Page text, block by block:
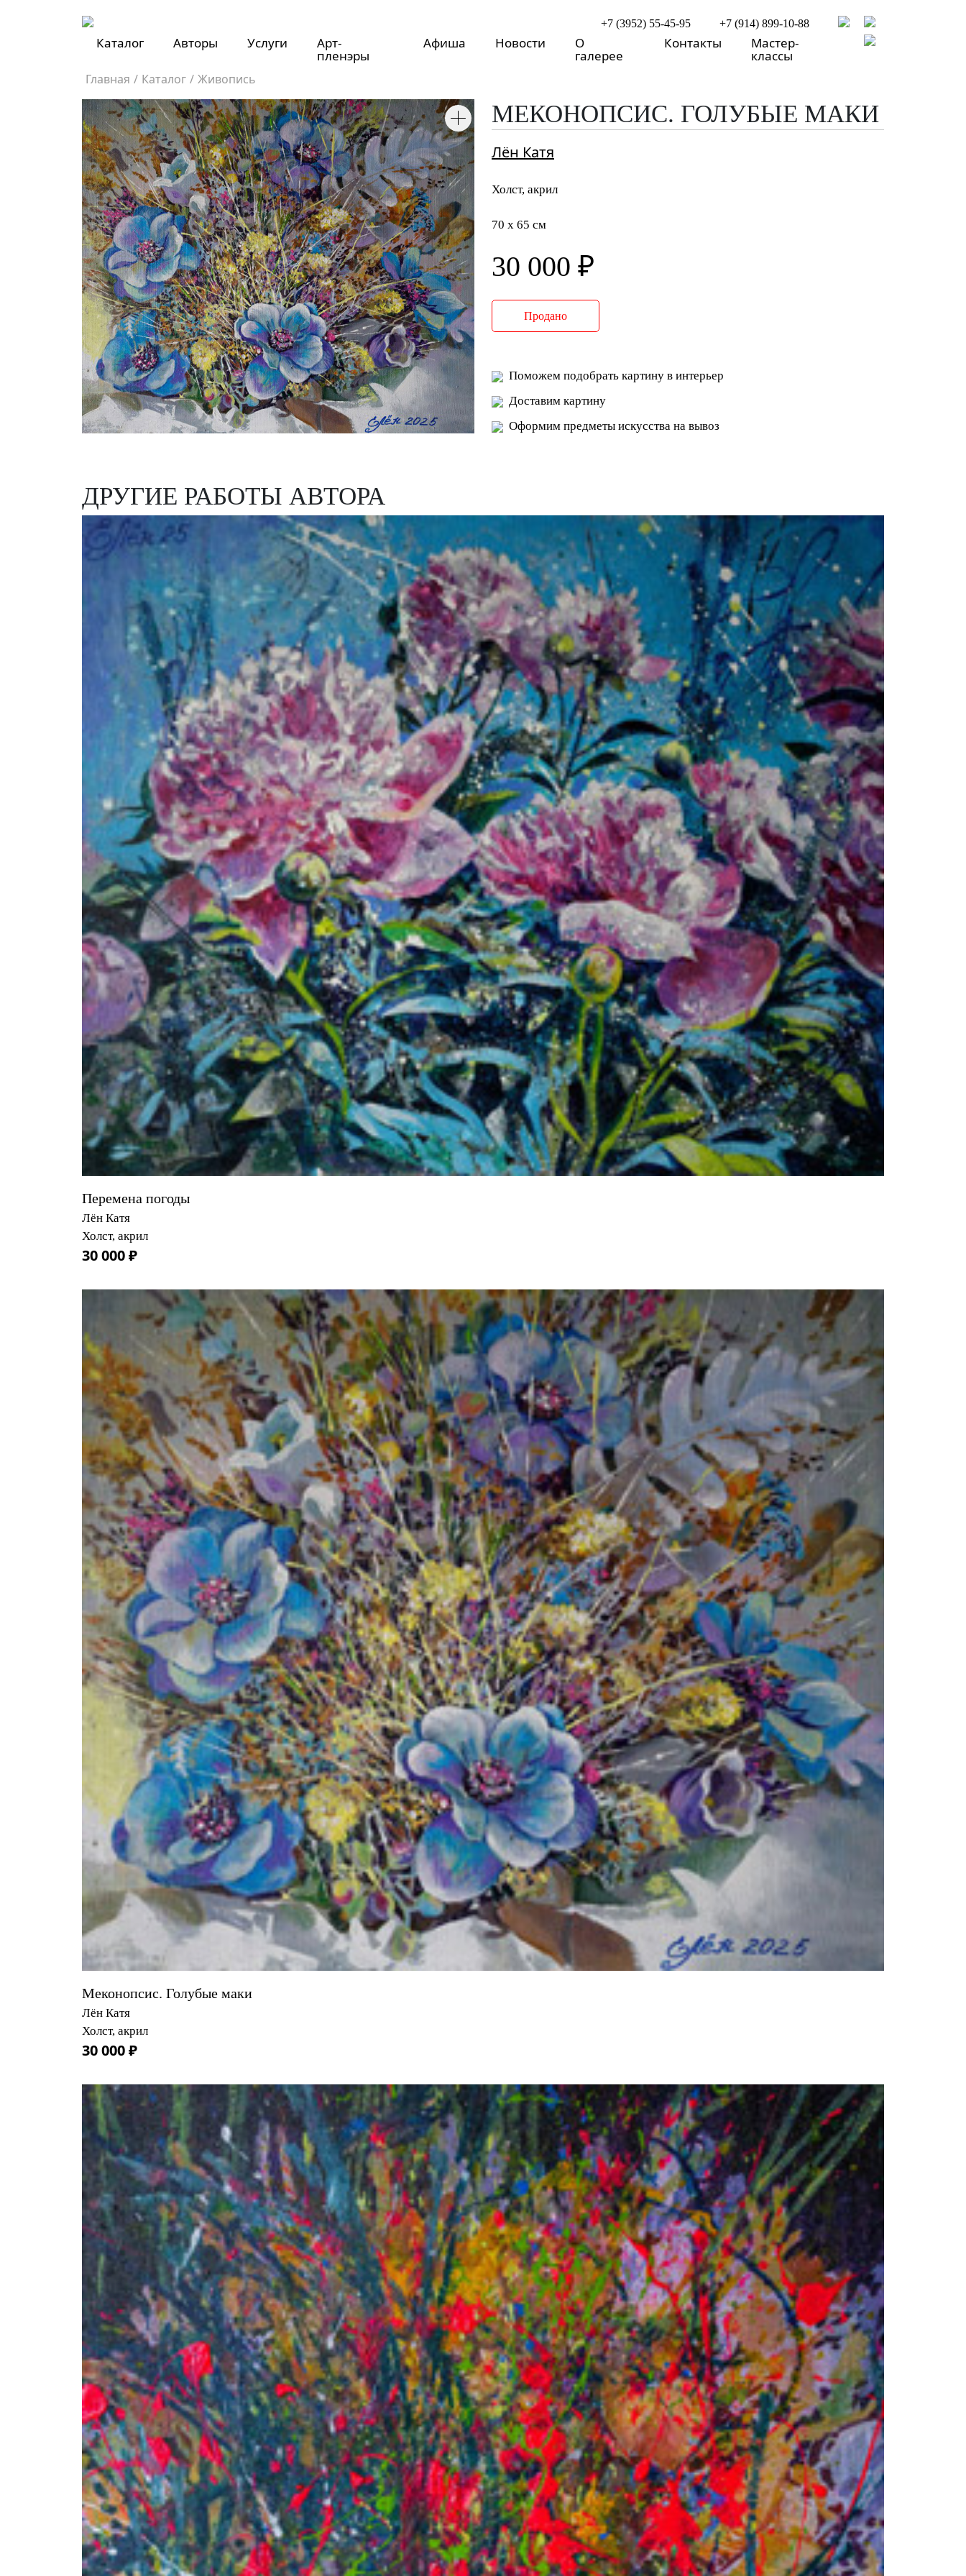
+7 (3952) 55-45-95 +7 (914) 899-10-88
Каталог Авторы Услуги Арт-
пленэры
Афиша Новости О
галерее
Контакты Мастер-
классы
Главная / Каталог / Живопись
МЕКОНОПСИС. ГОЛУБЫЕ МАКИ
Лён Катя
Холст, акрил
70 x 65 см
30 000 ₽
Продано
Поможем подобрать картину в интерьер
Доставим картину
Оформим предметы искусства на вывоз
ДРУГИЕ РАБОТЫ АВТОРА
Перемена погоды
Лён Катя
Холст, акрил
30 000 ₽
Меконопсис. Голубые маки
Лён Катя
Холст, акрил
30 000 ₽